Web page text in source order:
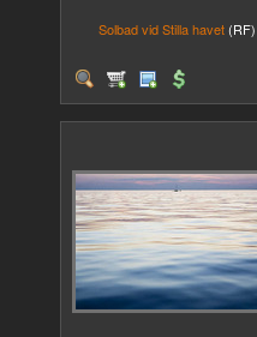
Solbad vid Stilla havet (RF)